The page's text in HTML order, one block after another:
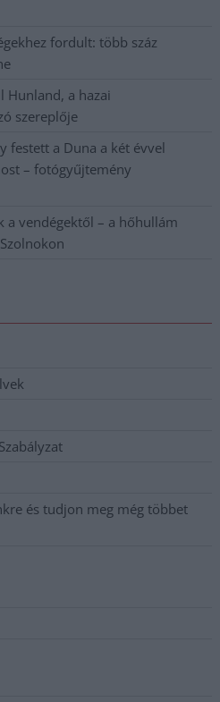
fordult: több száz
Hunland, a hazai
szereplője
festett a Duna a két évvel
– fotógyűjtemény
a vendégektől – a hőhullám
és tudjon meg még többet